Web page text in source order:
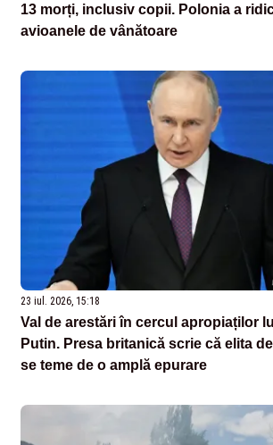
13 morți, inclusiv copii. Polonia a
avioanele de vânătoare
23 iul. 2026, 15:18
Val de arestări în cercul apropiaților
Putin. Presa britanică scrie că elita
se teme de o amplă epurare